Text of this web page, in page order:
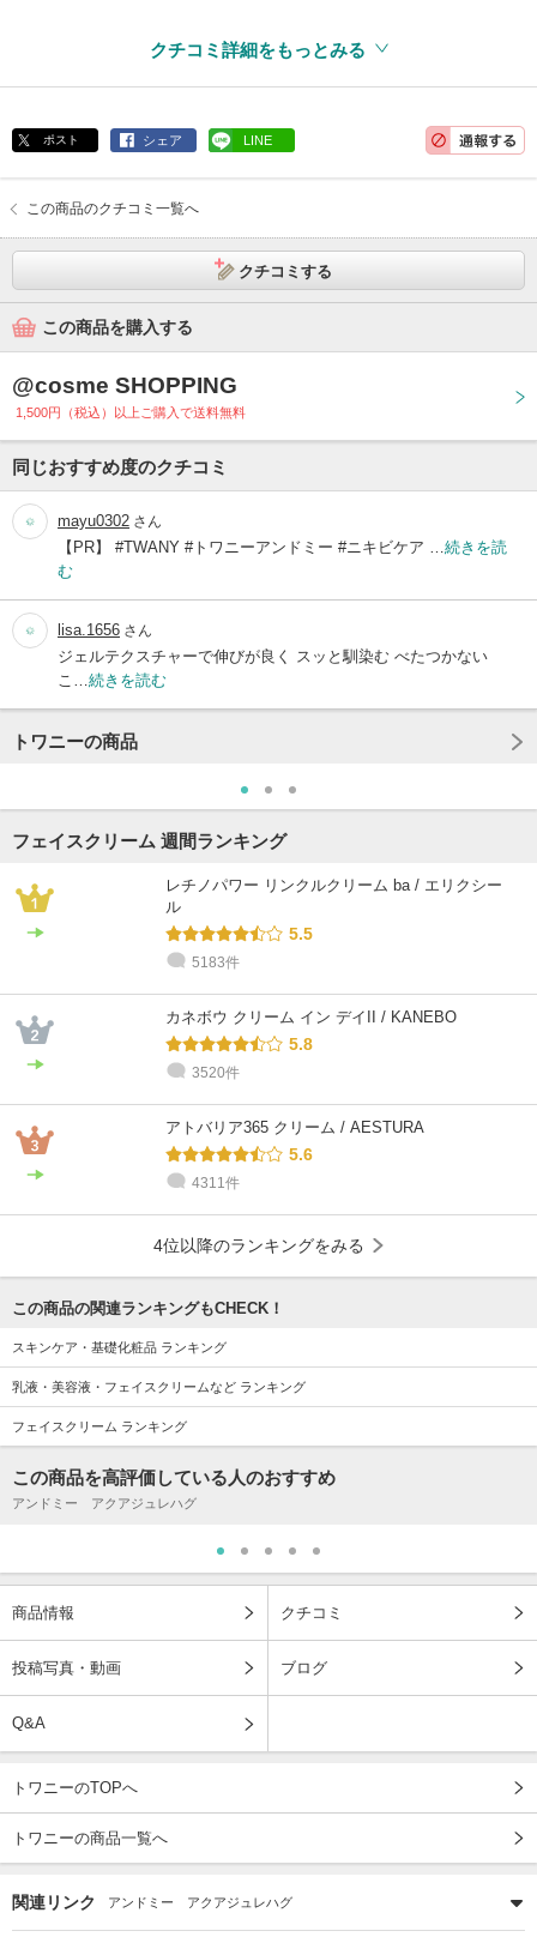
クチコミ詳細をもっとみる
ポスト シェア LINE
この商品のクチコミ一覧へ
クチコミする
この商品を購入する
@cosme SHOPPING
1,500円（税込）以上ご購入で送料無料
同じおすすめ度のクチコミ
mayu0302 さん
【PR】 #TWANY #トワニーアンドミー #ニキビケア …続きを読
む
lisa.1656 さん
ジェルテクスチャーで伸びが良く スッと馴染む べたつかない
こ…続きを読む
トワニーの商品
フェイスクリーム 週間ランキング
レチノパワー リンクルクリーム ba / エリクシー
ル
5.5
5183件
カネボウ クリーム イン デイII / KANEBO
5.8
3520件
アトバリア365 クリーム / AESTURA
5.6
4311件
4位以降のランキングをみる
この商品の関連ランキングもCHECK！
スキンケア・基礎化粧品 ランキング
乳液・美容液・フェイスクリームなど ランキング
フェイスクリーム ランキング
この商品を高評価している人のおすすめ
アンドミー アクアジュレハグ
商品情報 クチコミ
投稿写真・動画 ブログ
Q&A
トワニーのTOPへ
トワニーの商品一覧へ
関連リンク アンドミー アクアジュレハグ